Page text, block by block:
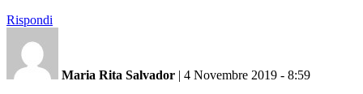
Rispondi
Maria Rita Salvador | 4 Novembre 2019 - 8:59